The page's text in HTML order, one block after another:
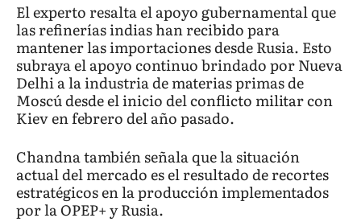
El experto resalta el apoyo gubernamental que
las refinerías indias han recibido para
mantener las importaciones desde Rusia. Esto
subraya el apoyo continuo brindado por Nueva
Delhi a la industria de materias primas de
Moscú desde el inicio del conflicto militar con
Kiev en febrero del año pasado.
Chandna también señala que la situación
actual del mercado es el resultado de recortes
estratégicos en la producción implementados
por la OPEP+ y Rusia.